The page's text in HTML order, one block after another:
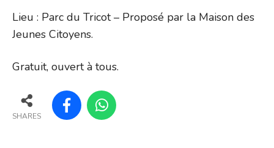
Lieu : Parc du Tricot – Proposé par la Maison des
Jeunes Citoyens.
Gratuit, ouvert à tous.
SHARES